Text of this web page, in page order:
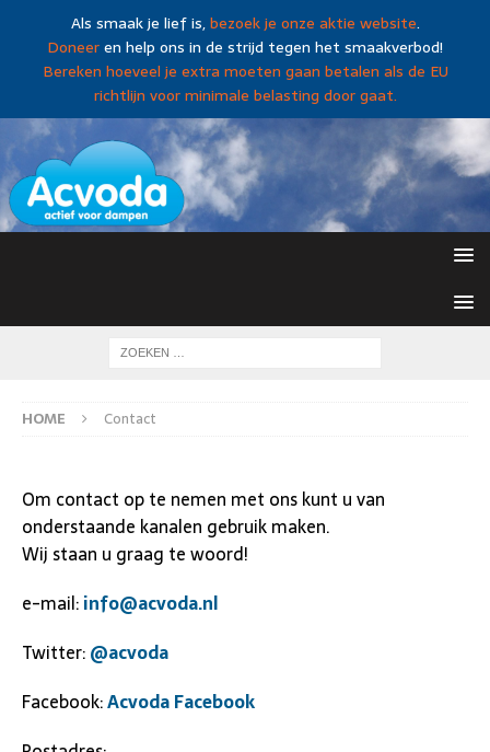
Als smaak je lief is,bezoek je onze aktie website.
Doneeren help ons in de strijd tegen het smaakverbod!
Bereken hoeveel je extra moeten gaan betalen als de EU
richtlijn voor minimale belasting door gaat.
HOME Contact
Om contact op te nemen met ons kunt u van
onderstaande kanalen gebruik maken.
Wij staan u graag te woord!
e-mail:info@acvoda.nl
Twitter:@acvoda
Facebook:Acvoda Facebook